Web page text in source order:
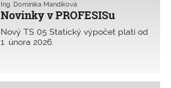
Novinky v PROFESISu
Ing. Dominika Mandíková
Nový TS 05 Statický výpočet platí od
1. února 2026.